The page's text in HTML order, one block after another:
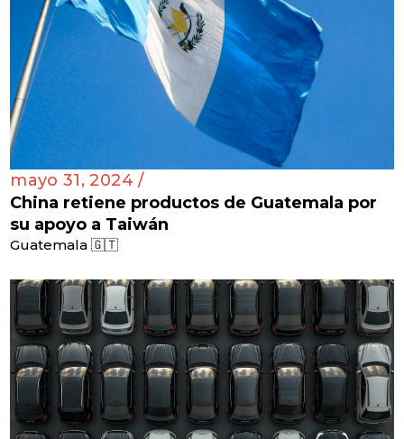
mayo 31, 2024 /
China retiene productos de Guatemala por
su apoyo a Taiwán
Guatemala 🇬🇹